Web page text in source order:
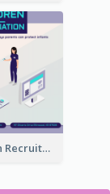
Vaccination Recruitment Instagram Post With Isometric Diagram